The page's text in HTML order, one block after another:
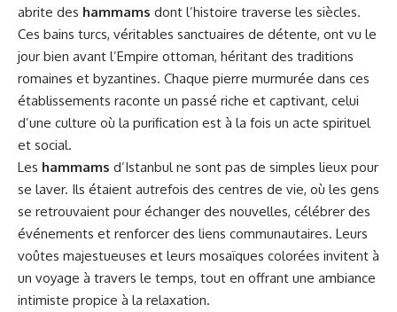
abrite des hammams dont l’histoire traverse les siècles.
Ces bains turcs, véritables sanctuaires de détente, ont vu le
jour bien avant l’Empire ottoman, héritant des traditions
romaines et byzantines. Chaque pierre murmurée dans ces
établissements raconte un passé riche et captivant, celui
d’une culture où la purification est à la fois un acte spirituel
et social.
Les hammams d’Istanbul ne sont pas de simples lieux pour
se laver. Ils étaient autrefois des centres de vie, où les gens
se retrouvaient pour échanger des nouvelles, célébrer des
événements et renforcer des liens communautaires. Leurs
voûtes majestueuses et leurs mosaïques colorées invitent à
un voyage à travers le temps, tout en offrant une ambiance
intimiste propice à la relaxation.